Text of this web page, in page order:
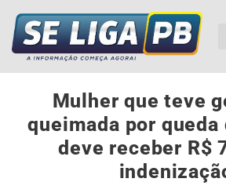
Mulher que teve
queimada por queda
deve receber R$